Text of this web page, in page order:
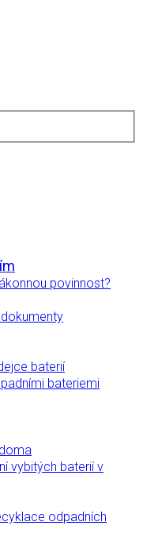
povinnost?
baterií
bateriemi
vybitých baterií v
odpadních